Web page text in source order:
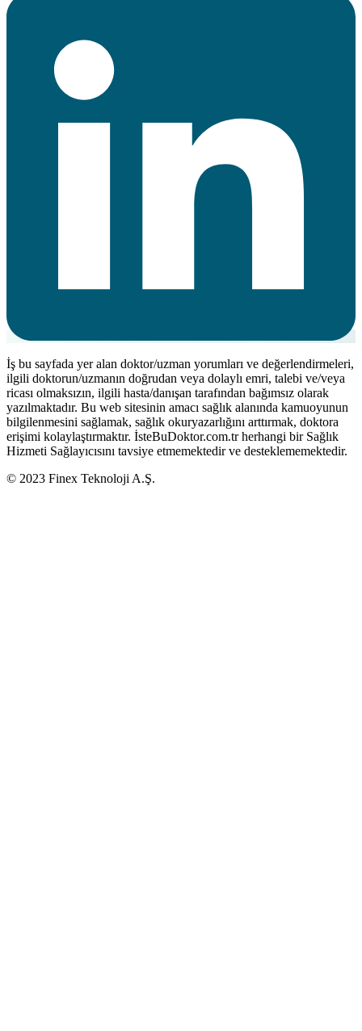
İş bu sayfada yer alan doktor/uzman yorumları ve değerlendirmeleri,
ilgili doktorun/uzmanın doğrudan veya dolaylı emri, talebi ve/veya
ricası olmaksızın, ilgili hasta/danışan tarafından bağımsız olarak
yazılmaktadır. Bu web sitesinin amacı sağlık alanında kamuoyunun
bilgilenmesini sağlamak, sağlık okuryazarlığını arttırmak, doktora
erişimi kolaylaştırmaktır. İsteBuDoktor.com.tr herhangi bir Sağlık
Hizmeti Sağlayıcısını tavsiye etmemektedir ve desteklememektedir.
© 2023 Finex Teknoloji A.Ş.